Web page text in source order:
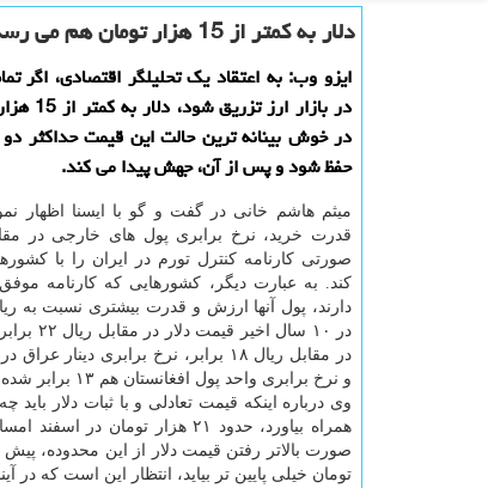
دلار به كمتر از 15 هزار تومان هم می رسد؟
ایزو وب: به اعتقاد یک تحلیلگر اقتصادی، اگر
در بازار
در خوش بینانه ترین حالت این قیمت حداکثر دو
حفظ شود و پس از آن، جهش پیدا می کند.
میثم هاشم خانی در گفت و گو با ایسنا اظهار
قدرت خرید، نرخ برابری پول های خارجی در
صورتی کارنامه کنترل تورم در ایران را با
کند. به عبارت دیگر، کشورهایی که کارنامه
دارند، پول آنها ارزش و قدرت بیشتری نسبت به
در ۱۰ سال
و نرخ برابری واحد پول افغانستان هم ۱۳ برابر شده است.
وی درباره اینکه قیمت تعادلی و با ثبات دلار
تومان خیلی پایین تر بیاید، انتظار این است که در